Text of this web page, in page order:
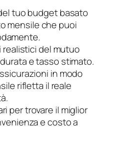
tuo budget basato
mensile che puoi
del mutuo
e tasso stimato.
in modo
rifletta il reale
per trovare il miglior
e costo a